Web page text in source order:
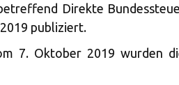
Direkte
publiziert.
7. Oktober 2019 wurden